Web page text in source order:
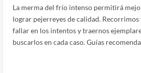
La merma del frío intenso permitirá
lograr pejerreyes de calidad.
fallar en los intentos y traernos
buscarlos en cada caso. Guías